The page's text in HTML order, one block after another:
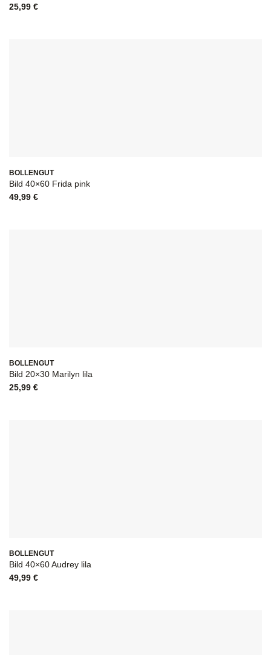
25,99 €
BOLLENGUT
Bild 40×60 Frida pink
49,99 €
BOLLENGUT
Bild 20×30 Marilyn lila
25,99 €
BOLLENGUT
Bild 40×60 Audrey lila
49,99 €